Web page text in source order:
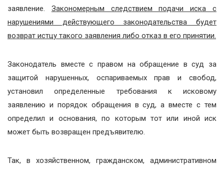
заявление. Закономерным следствием подачи иска с
нарушениями действующего законодательства будет
возврат истцу такого заявления либо отказ в его принятии.
Законодатель вместе с правом на обращение в суд за
защитой нарушенных, оспариваемых прав и свобод,
установил определенные требования к исковому
заявлению и порядок обращения в суд, а вместе с тем
определил и основания, по которым тот или иной иск
может быть возвращен предъявителю.
Так, в хозяйственном, гражданском, административном